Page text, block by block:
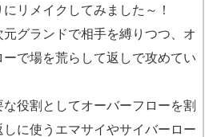
にリメイクしてみました～！
元グランドで相手を縛りつつ、オ
ーで場を荒らして返しで攻めてい
役割としてオーバーフローを割
しに使うエマサイやサイバーロー